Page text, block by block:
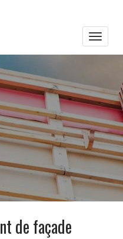
Toggle
de façade